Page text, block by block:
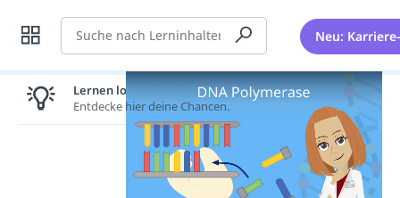
Suche Neu:
Lernen lohnt sich!
Entdecke hier deine Chancen.